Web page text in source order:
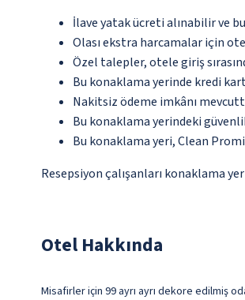
İlave yatak ücreti alınabilir ve
Olası ekstra harcamalar için
Özel talepler, otele giriş
Bu konaklama yerinde kredi
Nakitsiz ödeme imkânı
Bu konaklama yerindeki
Bu konaklama yeri, Clean
Resepsiyon çalışanları konaklama
Otel Hakkında
Misafirler için 99 ayrı ayrı dekore edilmiş